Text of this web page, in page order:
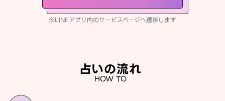
※LINEアプリ内のサービスページへ遷移します
占いの流れ
HOW TO